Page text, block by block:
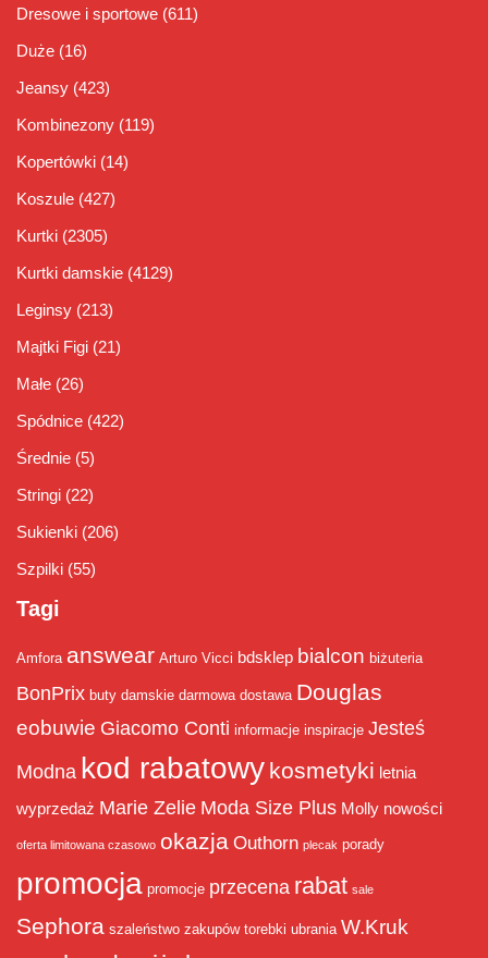
Dresowe i sportowe (611)
Duże (16)
Jeansy (423)
Kombinezony (119)
Kopertówki (14)
Koszule (427)
Kurtki (2305)
Kurtki damskie (4129)
Leginsy (213)
Majtki Figi (21)
Małe (26)
Spódnice (422)
Średnie (5)
Stringi (22)
Sukienki (206)
Szpilki (55)
Tagi
Amfora answear Arturo Vicci bdsklep bialcon biżuteria
BonPrix buty damskie darmowa dostawa Douglas
eobuwie Giacomo Conti informacje inspiracje Jesteś
Modna kod rabatowy kosmetyki letnia
wyprzedaż Marie Zelie Moda Size Plus Molly nowości
oferta limitowana czasowo okazja Outhorn plecak porady
promocja promocje przecena rabat sale
Sephora szaleństwo zakupów torebki ubrania W.Kruk